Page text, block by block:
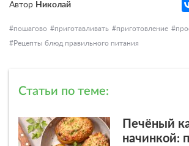
Автор Николай
пошагово приготавливать приготовление
Рецепты блюд правильного питания
Статьи по теме:
Печёный
начинкой: